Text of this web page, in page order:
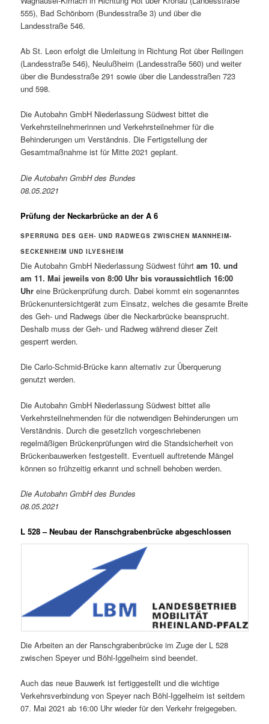
555), Bad Schönborn (Bundesstraße 3) und über die
Landesstraße 546.
Ab St. Leon erfolgt die Umleitung in Richtung Rot über Reilingen
(Landesstraße 546), Neulußheim (Landesstraße 560) und weiter
über die Bundesstraße 291 sowie über die Landesstraßen 723
und 598.
Die Autobahn GmbH Niederlassung Südwest bittet die
Verkehrsteilnehmerinnen und Verkehrsteilnehmer für die
Behinderungen um Verständnis. Die Fertigstellung der
Gesamtmaßnahme ist für Mitte 2021 geplant.
Die Autobahn GmbH des Bundes
08.05.2021
Prüfung der Neckarbrücke an der A 6
SPERRUNG DES GEH- UND RADWEGS ZWISCHEN MANNHEIM-
SECKENHEIM UND ILVESHEIM
Die Autobahn GmbH Niederlassung Südwest führtam 10. und
am 11. Mai jeweils von 8:00 Uhr bis voraussichtlich 16:00
Uhr eine Brückenprüfung durch. Dabei kommt ein sogenanntes
Brückenuntersichtgerät zum Einsatz, welches die gesamte Breite
des Geh- und Radwegs über die Neckarbrücke beansprucht.
Deshalb muss der Geh- und Radweg während dieser Zeit
gesperrt werden.
Die Carlo-Schmid-Brücke kann alternativ zur Überquerung
genutzt werden.
Die Autobahn GmbH Niederlassung Südwest bittet alle
Verkehrsteilnehmenden für die notwendigen Behinderungen um
Verständnis. Durch die gesetzlich vorgeschriebenen
regelmäßigen Brückenprüfungen wird die Standsicherheit von
Brückenbauwerken festgestellt. Eventuell auftretende Mängel
können so frühzeitig erkannt und schnell behoben werden.
Die Autobahn GmbH des Bundes
08.05.2021
L 528 – Neubau der Ranschgrabenbrücke abgeschlossen
Die Arbeiten an der Ranschgrabenbrücke im Zuge der L 528
zwischen Speyer und Böhl-Iggelheim sind beendet.
Auch das neue Bauwerk ist fertiggestellt und die wichtige
Verkehrsverbindung von Speyer nach Böhl-Iggelheim ist seitdem
07. Mai 2021 ab 16:00 Uhr wieder für den Verkehr freigegeben.